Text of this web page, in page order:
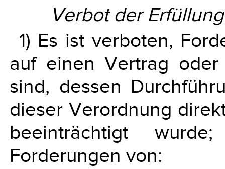
Verbot der
1) Es ist verboten,
auf einen Vertrag oder
sind, dessen
dieser Verordnung
beeinträchtigt
Forderungen von: